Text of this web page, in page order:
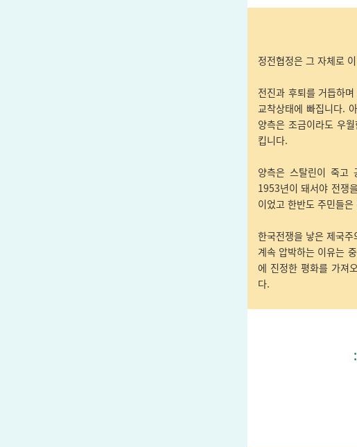
정전협정은 그 자체로
전진과 후퇴를 거듭하
교착상태에 빠집니다.
양측은 조금이라도 우
킵니다.
양측은 스탈린이 죽고
1953년이 돼서야 전쟁
이었고 한반도 주민들
한국전쟁을 낳은 제국
계속 압박하는 이유는
에 진정한 평화를 가져
다.